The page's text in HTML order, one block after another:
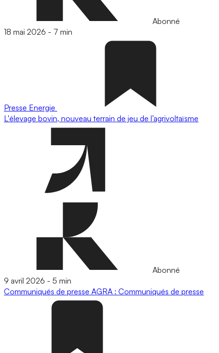
Abonné
18 mai 2026 - 7 min
Presse Energie
L'élevage bovin, nouveau terrain de jeu de l’agrivoltaïsme
Abonné
9 avril 2026 - 5 min
Communiqués de presse AGRA : Communiqués de presse